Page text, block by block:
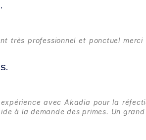
très professionnel et ponctuel
expérience avec Akadia pour la
à la demande des primes. Un